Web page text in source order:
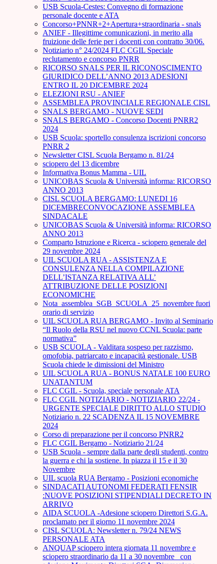
USB Scuola-Cestes: Convegno di formazione
personale docente e ATA
Concorso+PNNR+2+Apertura+straordinaria - snals
ANIEF - Illegittime comunicazioni, in merito alla
fruizione delle ferie per i docenti con contratto 30/06.
Notiziario n° 24/2024 FLC CGIL Speciale
reclutamento e concorso PNRR
RICORSO SNALS PER IL RICONOSCIMENTO
GIURIDICO DELL’ANNO 2013 ADESIONI
ENTRO IL 20 DICEMBRE 2024
ELEZIONI RSU - ANIEF
ASSEMBLEA PROVINCIALE REGIONALE CISL
SNALS BERGAMO - NUOVE SEDI
SNALS BERGAMO - Concorso Docenti PNRR2
2024
USB Scuola: sportello consulenza iscrizioni concorso
PNRR 2
Newsletter CISL Scuola Bergamo n. 81/24
sciopero del 13 dicembre
Informativa Bonus Mamma - UIL
UNICOBAS Scuola & Università informa: RICORSO
ANNO 2013
CISL SCUOLA BERGAMO: LUNEDI 16
DICEMBRECONVOCAZIONE ASSEMBLEA
SINDACALE
UNICOBAS Scuola & Università informa: RICORSO
ANNO 2013
Comparto Istruzione e Ricerca - sciopero generale del
29 novembre 2024
UIL SCUOLA RUA - ASSISTENZA E
CONSULENZA NELLA COMPILAZIONE
DELL’ISTANZA RELATIVA ALL’
ATTRIBUZIONE DELLE POSIZIONI
ECONOMICHE
Nota_assemblea_SGB_SCUOLA_25_novembre fuori
orario di servizio
UIL SCUOLA RUA BERGAMO - Invito al Seminario
“Il Ruolo della RSU nel nuovo CCNL Scuola: parte
normativa”
USB SCUOLA - Valditara sospeso per razzismo,
omofobia, patriarcato e incapacità gestionale. USB
Scuola chiede le dimissioni del Ministro
UIL SCUOLA RUA - BONUS NATALE 100 EURO
UNATANTUM
FLC CGIL - Scuola, speciale personale ATA
FLC CGIL NOTIZIARIO - NOTIZIARIO 22/24 -
URGENTE SPECIALE DIRITTO ALLO STUDIO
Notiziario n. 22 SCADENZA IL 15 NOVEMBRE
2024
Corso di preparazione per il concorso PNRR2
FLC CGIL Bergamo - Notiziario 21/24
USB Scuola - sempre dalla parte degli studenti, contro
la guerra e chi la sostiene. In piazza il 15 e il 30
Novembre
UIL scuola RUA Bergamo - Posizioni economiche
SINDACATI AUTONOMI FEDERATI FENSIR
:NUOVE POSIZIONI STIPENDIALI DECRETO IN
ARRIVO
AIDA SCUOLA -Adesione sciopero Direttori S.G.A.
proclamato per il giorno 11 novembre 2024
CISL SCUOLA: Newsletter n. 79/24 NEWS
PERSONALE ATA
ANQUAP sciopero intera giornata 11 novembre e
sciopero straordinario da 11 a 30 novembre_ con